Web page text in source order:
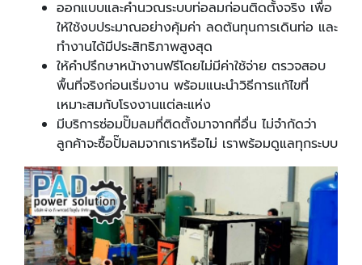
ออกแบบและคำนวณระบบท่อลมก่อนติดตั้งจริง เพื่อ
ให้ใช้งบประมาณอย่างคุ้มค่า ลดต้นทุนการเดินท่อ และ
ทำงานได้มีประสิทธิภาพสูงสุด
ให้คำปรึกษาหน้างานฟรีโดยไม่มีค่าใช้จ่าย ตรวจสอบ
พื้นที่จริงก่อนเริ่มงาน พร้อมแนะนำวิธีการแก้ไขที่
เหมาะสมกับโรงงานแต่ละแห่ง
มีบริการซ่อมปั๊มลมที่ติดตั้งมาจากที่อื่น ไม่จำกัดว่า
ลูกค้าจะซื้อปั๊มลมจากเราหรือไม่ เราพร้อมดูแลทุกระบบ